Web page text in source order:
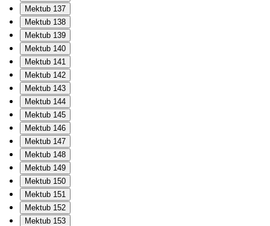
Mektub 137
Mektub 138
Mektub 139
Mektub 140
Mektub 141
Mektub 142
Mektub 143
Mektub 144
Mektub 145
Mektub 146
Mektub 147
Mektub 148
Mektub 149
Mektub 150
Mektub 151
Mektub 152
Mektub 153